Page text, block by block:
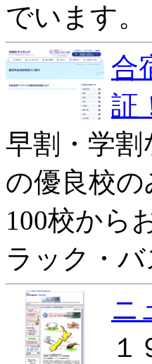
でいます。
合
証
早割・学割
の優良校
100校から
ラック・
ニ
１